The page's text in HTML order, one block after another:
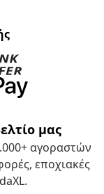
μας
αγοραστών
εποχιακές